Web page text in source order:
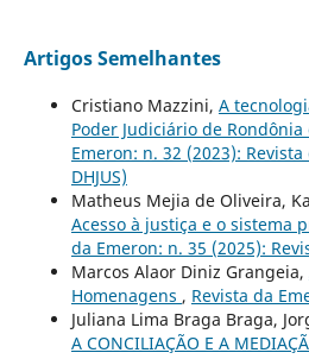
Artigos Semelhantes
Cristiano Mazzini, A
Poder Judiciário de Rondônia
Emeron: n. 32 (2023):
DHJUS)
Matheus Mejia de Oliveira,
Acesso à justiça e o sistema
da Emeron: n. 35 (2025):
Marcos Alaor Diniz Grangeia,
Homenagens , Revista da
Juliana Lima Braga Braga,
A CONCILIAÇÃO E A